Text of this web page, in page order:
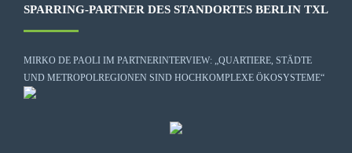
SPARRING-PARTNER DES STANDORTES BERLIN TXL
MIRKO DE PAOLI IM PARTNERINTERVIEW: „QUARTIERE, STÄDTE
UND METROPOLREGIONEN SIND HOCHKOMPLEXE ÖKOSYSTEME“